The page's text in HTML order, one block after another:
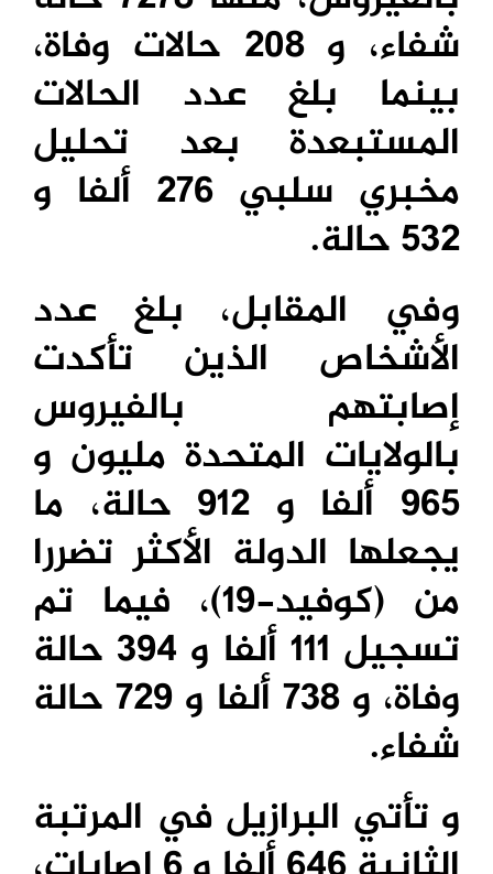
شفاء، و 208 حالات وفاة،
بينما بلغ عدد الحالات
المستبعدة بعد تحليل
مخبري سلبي 276 ألفا و
532 حالة.
وفي المقابل، بلغ عدد
الأشخاص الذين تأكدت
إصابتهم بالفيروس
بالولايات المتحدة مليون و
965 ألفا و 912 حالة، ما
يجعلها الدولة الأكثر تضررا
من (كوفيد-19)، فيما تم
تسجيل 111 ألفا و 394 حالة
وفاة، و 738 ألفا و 729 حالة
شفاء.
و تأتي البرازيل في المرتبة